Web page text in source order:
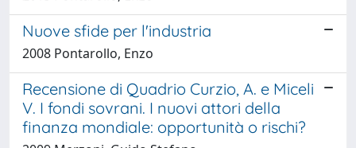
Nuove sfide per l'industria
2008 Pontarollo, Enzo
Recensione di Quadrio Curzio, A. e Miceli
V. I fondi sovrani. I nuovi attori della
finanza mondiale: opportunità o rischi?